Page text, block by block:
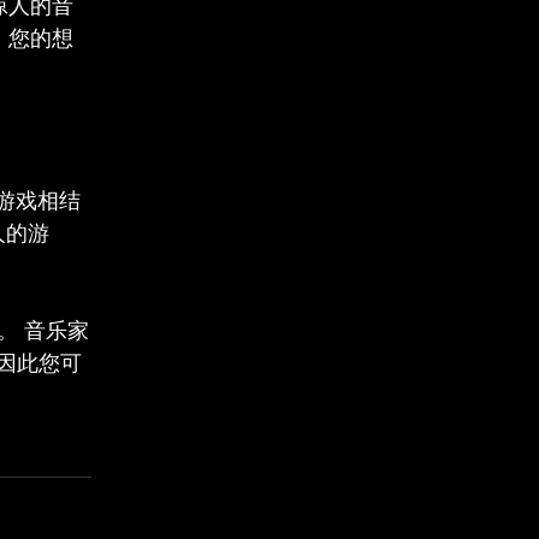
您的想
戏相结
的游
音乐家
此您可